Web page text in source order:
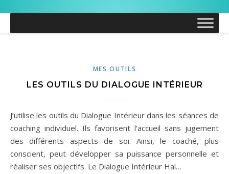
MES OUTILS
LES OUTILS DU DIALOGUE INTÉRIEUR
J’utilise les outils du Dialogue Intérieur dans les séances de
coaching individuel. Ils favorisent l’accueil sans jugement
des différents aspects de soi. Ainsi, le coaché, plus
conscient, peut développer sa puissance personnelle et
réaliser ses objectifs. Le Dialogue Intérieur Hal…